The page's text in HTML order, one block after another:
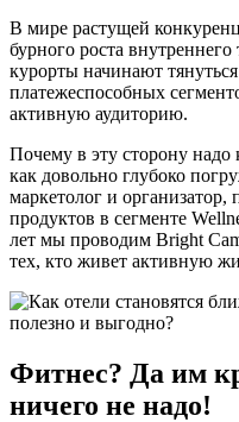
В мире растущей
бурного роста
курорты начинают
платежеспособных
активную аудиторию.
Почему в эту сторону
как довольно глубоко
маркетолог и
продуктов в сегменте
лет мы проводим Bright
тех, кто живет активную
Фитнес? Да им
ничего не надо!